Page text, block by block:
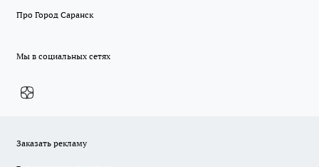
Про Город Саранск
Мы в социальных сетях
Заказать рекламу